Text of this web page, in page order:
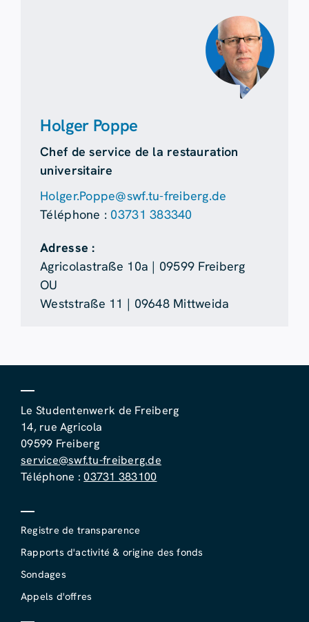
Holger Poppe
Chef de service de la restauration
universitaire
Holger.Poppe@swf.tu-freiberg.de
Téléphone : 03731 383340
Adresse :
Agricolastraße 10a | 09599 Freiberg
OU
Weststraße 11 | 09648 Mittweida
Le Studentenwerk de Freiberg
14, rue Agricola
09599 Freiberg
service@swf.tu-freiberg.de
Téléphone :03731 383100
Registre de transparence
Rapports d'activité & origine des fonds
Sondages
Appels d'offres